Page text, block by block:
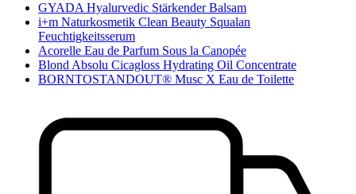
GYADA Hyalurvedic Stärkender Balsam
i+m Naturkosmetik Clean Beauty Squalan
Feuchtigkeitsserum
Acorelle Eau de Parfum Sous la Canopée
Blond Absolu Cicagloss Hydrating Oil Concentrate
BORNTOSTANDOUT® Musc X Eau de Toilette